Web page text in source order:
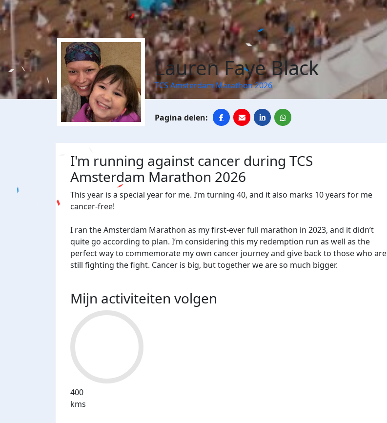
Lauren Faye Black
TCS Amsterdam Marathon 2026
I'm running against cancer during TCS
Amsterdam Marathon 2026
This year is a special year for me. I’m turning 40, and it also marks 10 years for me
cancer-free!
I ran the Amsterdam Marathon as my first-ever full marathon in 2023, and it didn’t
quite go according to plan. I’m considering this my redemption run as well as the
perfect way to commemorate my own cancer journey and give back to those who are
still fighting the fight. Cancer is big, but together we are so much bigger.
Mijn activiteiten volgen
400
kms